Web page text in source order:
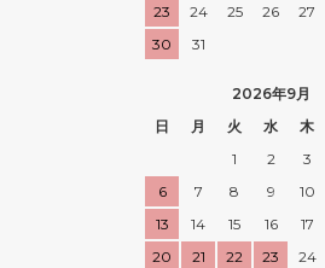
23
24 25 26 27
30
31
2026年9月
日
月 火 水 木
1
2 3
6
7 8 9 10
13
14 15 16 17
20
21 22 23 24